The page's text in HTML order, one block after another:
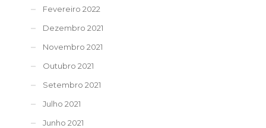
Fevereiro 2022
Dezembro 2021
Novembro 2021
Outubro 2021
Setembro 2021
Julho 2021
Junho 2021